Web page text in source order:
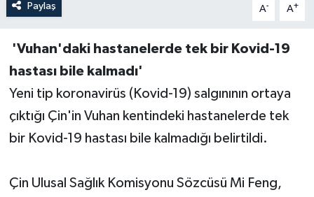
Paylaş A- A+
'Vuhan'daki hastanelerde tek bir Kovid-19
hastası bile kalmadı'
Yeni tip koronavirüs (Kovid-19) salgınının ortaya
çıktığı Çin'in Vuhan kentindeki hastanelerde tek
bir Kovid-19 hastası bile kalmadığı belirtildi.
Çin Ulusal Sağlık Komisyonu Sözcüsü Mi Feng,